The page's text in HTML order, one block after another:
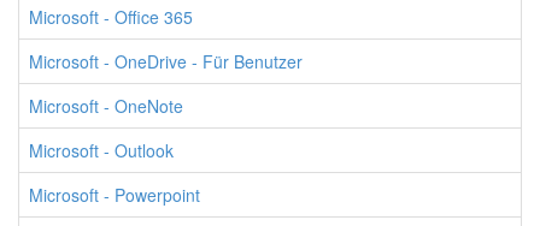
Microsoft - Office 365
Microsoft - OneDrive - Für Benutzer
Microsoft - OneNote
Microsoft - Outlook
Microsoft - Powerpoint